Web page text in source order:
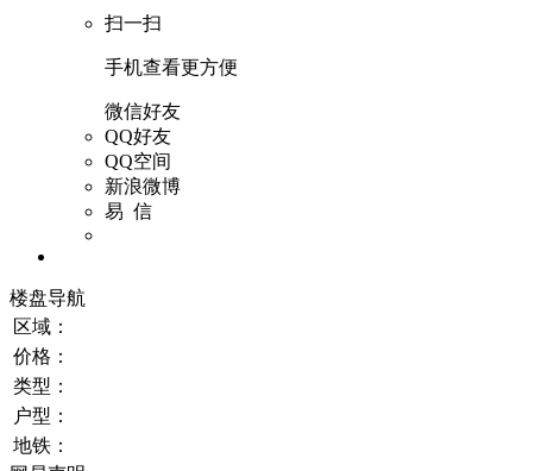
扫一扫
手机查看更方便
微信好友
QQ好友
QQ空间
新浪微博
易 信
楼盘导航
区域：
价格：
类型：
户型：
地铁：